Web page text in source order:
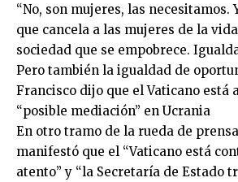
“No, son mujeres, las necesitamos.
que cancela a las mujeres de la
sociedad que se empobrece.
Pero también la igualdad de
Francisco dijo que el Vaticano está
“posible mediación” en Ucrania
En otro tramo de la rueda de
manifestó que el “Vaticano está
atento” y “la Secretaría de Estado